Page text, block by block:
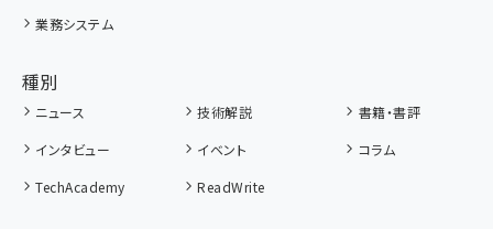
業務システム
種別
ニュース 技術解説
書籍・書評
インタビュー
イベント
コラム
TechAcademy
ReadWrite